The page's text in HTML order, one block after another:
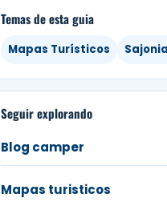
Temas de esta guia
Mapas Turísticos
Seguir explorando
Blog camper
Mapas turisticos